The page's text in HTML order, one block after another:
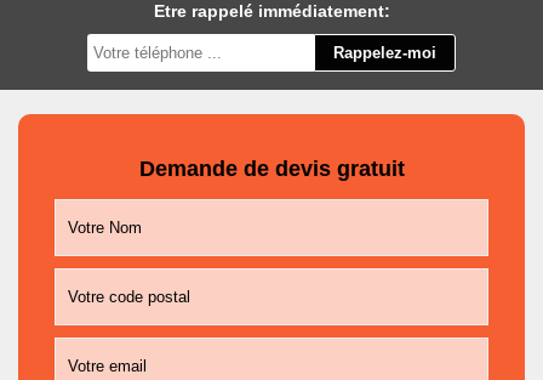
Etre rappelé immédiatement:
Demande de devis gratuit